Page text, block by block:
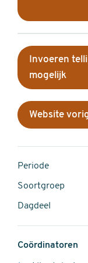
Invoeren
mogelijk
Website
Periode
Soortgroep
Dagdeel
Coördinatoren